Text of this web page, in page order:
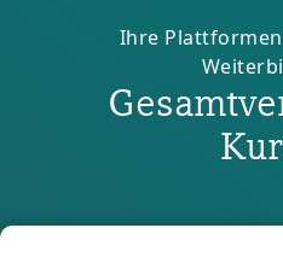
Ihre
Kurse filtern: überspringen